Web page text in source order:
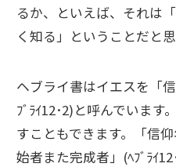
るか、といえば、それは
く知る」ということだと思
ヘブライ書はイエスを「
ﾌﾞﾗｲ12･2)と呼んでいます
すこともできます。「信
始者また完成者」(ﾍﾌﾞﾗｲ